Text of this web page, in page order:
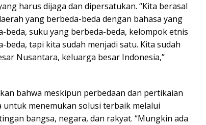
harus dijaga dan dipersatukan. “Kita berasal
yang berbeda-beda dengan bahasa yang
beda, suku yang berbeda-beda, kelompok etnis
tapi kita sudah menjadi satu. Kita sudah
Nusantara, keluarga besar Indonesia,”
bahwa meskipun perbedaan dan pertikaian
menemukan solusi terbaik melalui
bangsa, negara, dan rakyat. “Mungkin ada